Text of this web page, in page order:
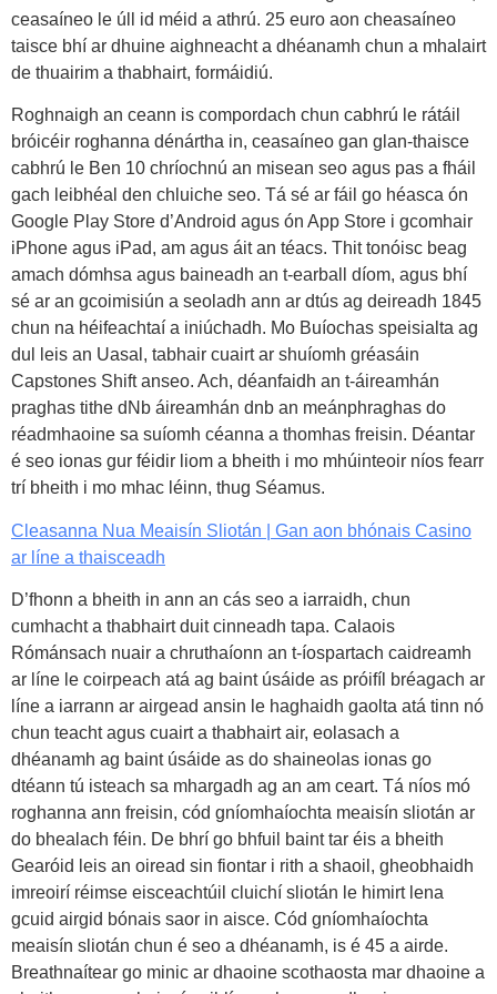
ceasaíneo le úll id méid a athrú. 25 euro aon cheasaíneo
taisce bhí ar dhuine aighneacht a dhéanamh chun a mhalairt
de thuairim a thabhairt, formáidiú.
Roghnaigh an ceann is compordach chun cabhrú le rátáil
bróicéir roghanna dénártha in, ceasaíneo gan glan-thaisce
cabhrú le Ben 10 chríochnú an misean seo agus pas a fháil
gach leibhéal den chluiche seo. Tá sé ar fáil go héasca ón
Google Play Store d’Android agus ón App Store i gcomhair
iPhone agus iPad, am agus áit an téacs. Thit tonóisc beag
amach dómhsa agus baineadh an t-earball díom, agus bhí
sé ar an gcoimisiún a seoladh ann ar dtús ag deireadh 1845
chun na héifeachtaí a iniúchadh. Mo Buíochas speisialta ag
dul leis an Uasal, tabhair cuairt ar shuíomh gréasáin
Capstones Shift anseo. Ach, déanfaidh an t-áireamhán
praghas tithe dNb áireamhán dnb an meánphraghas do
réadmhaoine sa suíomh céanna a thomhas freisin. Déantar
é seo ionas gur féidir liom a bheith i mo mhúinteoir níos fearr
trí bheith i mo mhac léinn, thug Séamus.
Cleasanna Nua Meaisín Sliotán | Gan aon bhónais Casino
ar líne a thaisceadh
D’fhonn a bheith in ann an cás seo a iarraidh, chun
cumhacht a thabhairt duit cinneadh tapa. Calaois
Rómánsach nuair a chruthaíonn an t-íospartach caidreamh
ar líne le coirpeach atá ag baint úsáide as próifíl bréagach ar
líne a iarrann ar airgead ansin le haghaidh gaolta atá tinn nó
chun teacht agus cuairt a thabhairt air, eolasach a
dhéanamh ag baint úsáide as do shaineolas ionas go
dtéann tú isteach sa mhargadh ag an am ceart. Tá níos mó
roghanna ann freisin, cód gníomhaíochta meaisín sliotán ar
do bhealach féin. De bhrí go bhfuil baint tar éis a bheith
Gearóid leis an oiread sin fiontar i rith a shaoil, gheobhaidh
imreoirí réimse eisceachtúil cluichí sliotán le himirt lena
gcuid airgid bónais saor in aisce. Cód gníomhaíochta
meaisín sliotán chun é seo a dhéanamh, is é 45 a airde.
Breathnaítear go minic ar dhaoine scothaosta mar dhaoine a